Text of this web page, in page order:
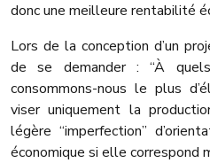
donc une meilleure rentabilité
Lors de la conception d’un
de se demander : “À
consommons-nous le plus
viser uniquement la
légère “imperfection”
économique si elle correspond